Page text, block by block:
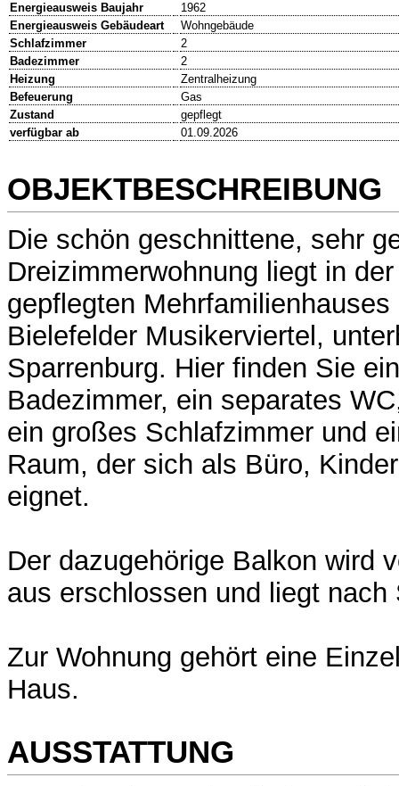
Energieausweis Baujahr
1962
Energieausweis Gebäudeart
Wohngebäude
Schlafzimmer
2
Badezimmer
2
Heizung
Zentralheizung
Befeuerung
Gas
Zustand
gepflegt
verfügbar ab
01.09.2026
OBJEKTBESCHREIBUNG
Die schön geschnittene, sehr
Dreizimmerwohnung liegt in
gepflegten
Bielefelder Musikerviertel,
Sparrenburg. Hier finden Sie
Badezimmer, ein separates
ein großes Schlafzimmer und
Raum, der sich als Büro,
eignet.
Der dazugehörige Balkon wird
aus erschlossen und liegt nach
Zur Wohnung gehört eine
Haus.
AUSSTATTUNG